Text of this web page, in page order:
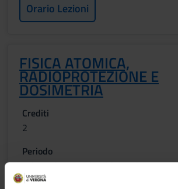
Orario Lezioni
FISICA ATOMICA,
RADIOPROTEZIONE E
DOSIMETRIA
Crediti
2
Periodo
1 SEMESTRE PROFESSIONI SANITARIE